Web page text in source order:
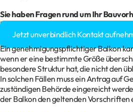
Sie haben Fragen rund um Ihr
Baugenehmigung?
Jetzt unverbindlich Kontakt
Ein genehmigungspflichtiger Balkon
wenn er eine bestimmte Größe
besondere Struktur hat, die nicht den
In solchen Fällen muss ein Antrag auf
zuständigen Behörde eingereicht
der Balkon den geltenden Vorschriften